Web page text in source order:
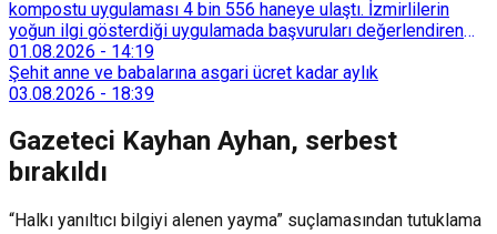
kompostu uygulaması 4 bin 556 haneye ulaştı. İzmirlilerin
yoğun ilgi gösterdiği uygulamada başvuruları değerlendiren
Tarımsal Hizmetler Dairesi Başkanlığı, farklı ilçelerde toplam
128 bokaşi kompost eğitimi düzenleyerek İzmirlileri
sürdürülebilir atık yönetimi sistemine dahil etti.
01.08.2026 - 14:19
Şehit anne ve babalarına asgari ücret kadar aylık
03.08.2026 - 18:39
Gazeteci Kayhan Ayhan, serbest
bırakıldı
“Halkı yanıltıcı bilgiyi alenen yayma” suçlamasından tutuklama